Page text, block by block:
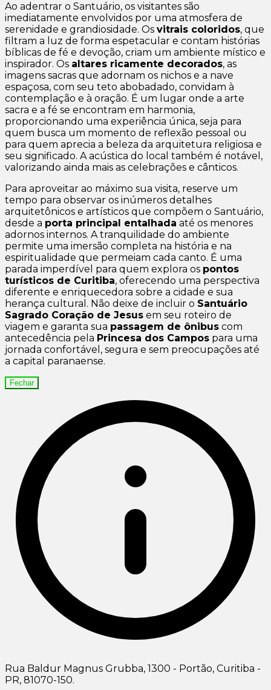
Ao adentrar o Santuário, os visitantes são
imediatamente envolvidos por uma atmosfera de
serenidade e grandiosidade. Os vitrais coloridos, que
filtram a luz de forma espetacular e contam histórias
bíblicas de fé e devoção, criam um ambiente místico e
inspirador. Os altares ricamente decorados, as
imagens sacras que adornam os nichos e a nave
espaçosa, com seu teto abobadado, convidam à
contemplação e à oração. É um lugar onde a arte
sacra e a fé se encontram em harmonia,
proporcionando uma experiência única, seja para
quem busca um momento de reflexão pessoal ou
para quem aprecia a beleza da arquitetura religiosa e
seu significado. A acústica do local também é notável,
valorizando ainda mais as celebrações e cânticos.
Para aproveitar ao máximo sua visita, reserve um
tempo para observar os inúmeros detalhes
arquitetônicos e artísticos que compõem o Santuário,
desde a porta principal entalhada até os menores
adornos internos. A tranquilidade do ambiente
permite uma imersão completa na história e na
espiritualidade que permeiam cada canto. É uma
parada imperdível para quem explora os pontos
turísticos de Curitiba, oferecendo uma perspectiva
diferente e enriquecedora sobre a cidade e sua
herança cultural. Não deixe de incluir o Santuário
Sagrado Coração de Jesus em seu roteiro de
viagem e garanta sua passagem de ônibus com
antecedência pela Princesa dos Campos para uma
jornada confortável, segura e sem preocupações até
a capital paranaense.
Fechar
Rua Baldur Magnus Grubba, 1300 - Portão, Curitiba -
PR, 81070-150.